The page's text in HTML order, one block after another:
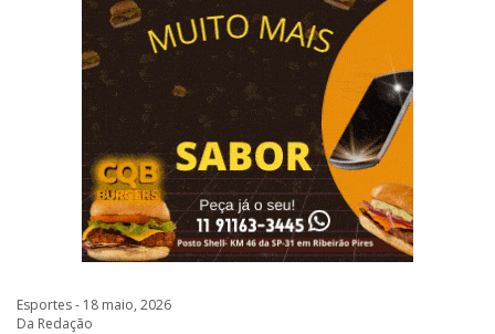
Esportes - 18 maio, 2026
Da Redação